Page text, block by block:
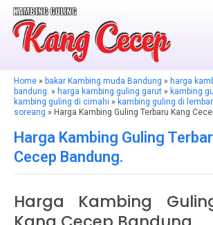
Home » bakar Kambing muda Bandung » harga
bandung. » harga kambing guling garut » kambing
kambing guling di cimahi » kambing guling di
soreang » Harga Kambing Guling Terbaru Kang
Harga Kambing Guling
Cecep Bandung.
Harga Kambing